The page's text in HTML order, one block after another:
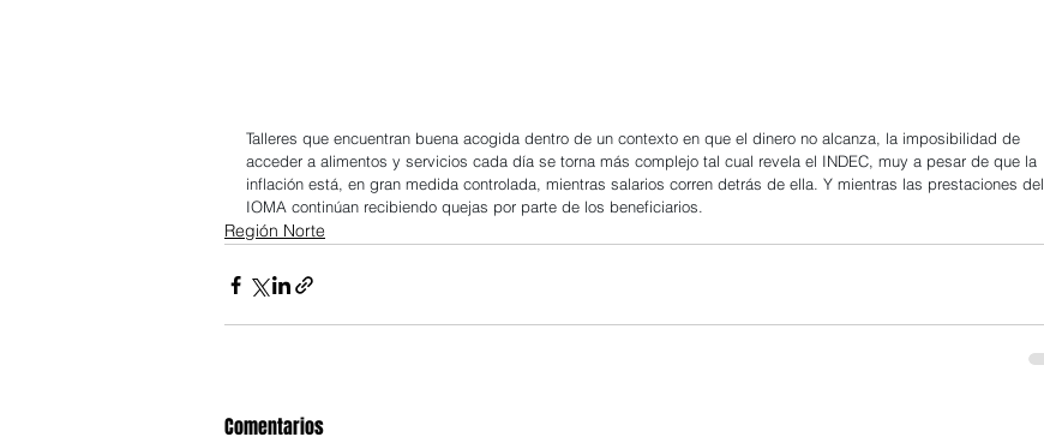
Talleres que encuentran buena acogida dentro de un contexto en que el dinero no alcanza, la imposibilidad de
acceder a alimentos y servicios cada día se torna más complejo tal cual revela el INDEC, muy a pesar de que la
inflación está, en gran medida controlada, mientras salarios corren detrás de ella. Y mientras las prestaciones del
IOMA continúan recibiendo quejas por parte de los beneficiarios.
Región Norte
Comentarios